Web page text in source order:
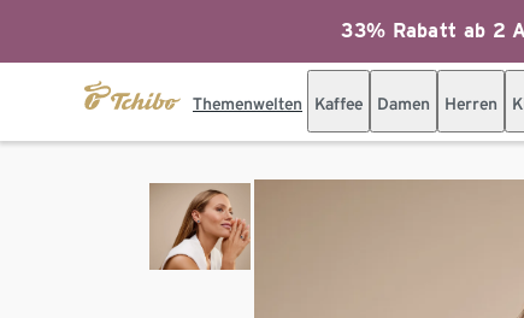
33% Rabatt ab 2
Themenwelten Kaffee Damen Herren